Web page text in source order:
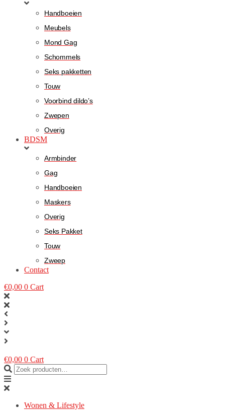
Handboeien
Meubels
Mond Gag
Schommels
Seks pakketten
Touw
Voorbind dildo’s
Zwepen
Overig
BDSM
Armbinder
Gag
Handboeien
Maskers
Overig
Seks Pakket
Touw
Zweep
Contact
€0,00 0 Cart
€0,00 0 Cart
Wonen & Lifestyle